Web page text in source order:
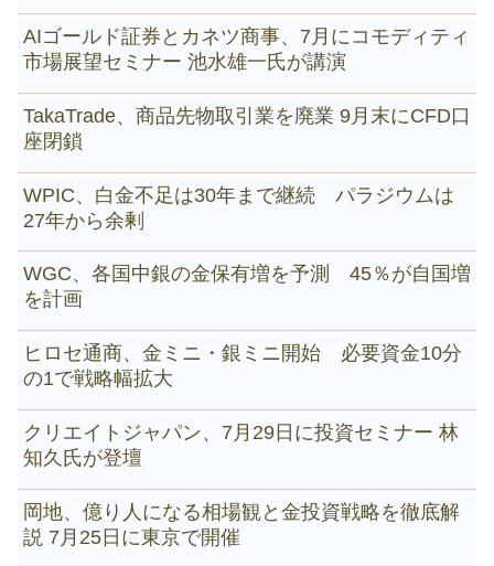
AIゴールド証券とカネツ商事、7月にコモディティ
市場展望セミナー 池水雄一氏が講演
TakaTrade、商品先物取引業を廃業 9月末にCFD口
座閉鎖
WPIC、白金不足は30年まで継続 パラジウムは
27年から余剰
WGC、各国中銀の金保有増を予測 45％が自国増
を計画
ヒロセ通商、金ミニ・銀ミニ開始 必要資金10分
の1で戦略幅拡大
クリエイトジャパン、7月29日に投資セミナー 林
知久氏が登壇
岡地、億り人になる相場観と金投資戦略を徹底解
説 7月25日に東京で開催